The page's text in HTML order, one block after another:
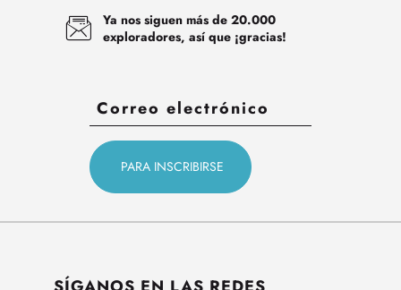
Ya nos siguen más de 20.000
exploradores, así que ¡gracias!